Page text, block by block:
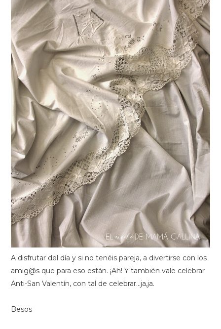
A disfrutar del día y si no tenéis pareja, a divertirse con los
amig@s que para eso están. ¡Ah! Y también vale celebrar
Anti-San Valentín, con tal de celebrar...ja,ja.
Besos